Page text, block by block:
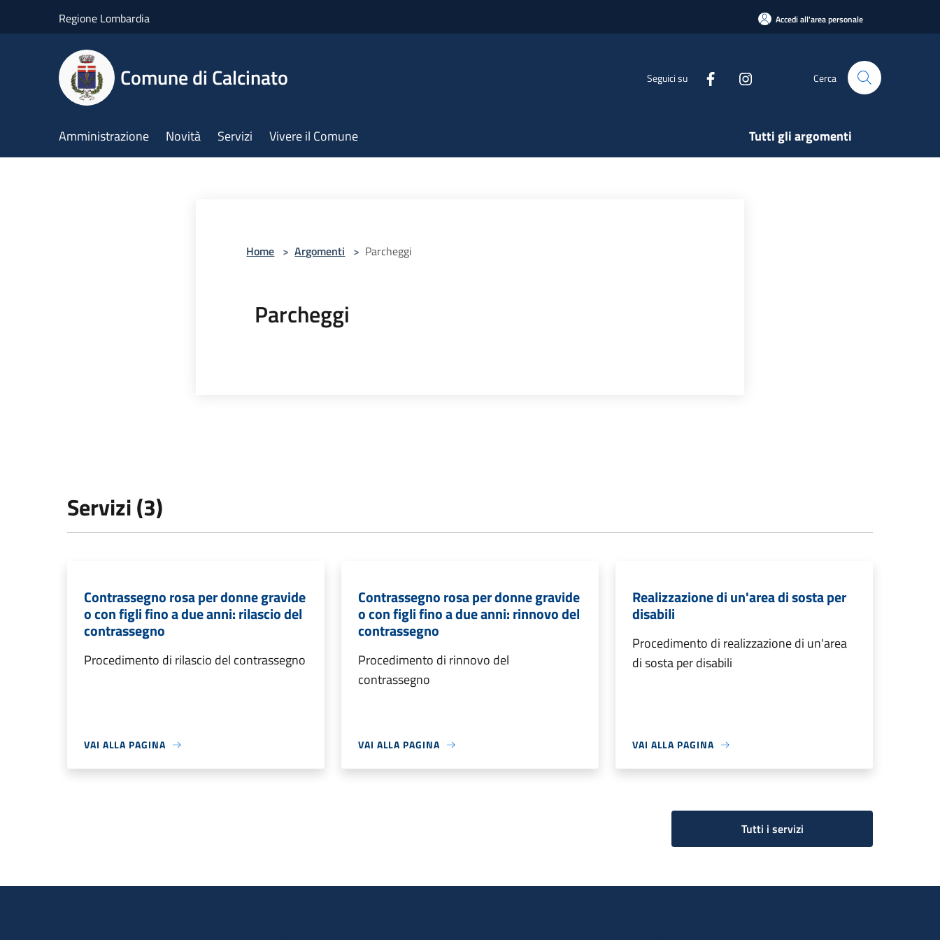
Regione Lombardia Accedi all'area personale
Comune di Calcinato Seguici su Cerca
Amministrazione Novità Servizi Vivere il Comune Tutti gli argomenti
Home > Argomenti > Parcheggi
Parcheggi
Servizi (3)
Contrassegno rosa per donne gravide
o con figli fino a due anni: rilascio del
contrassegno
Procedimento di rilascio del contrassegno
VAI ALLA PAGINA
Contrassegno rosa per donne gravide
o con figli fino a due anni: rinnovo del
contrassegno
Procedimento di rinnovo del
contrassegno
VAI ALLA PAGINA
Realizzazione di un'area di sosta per
disabili
Procedimento di realizzazione di un'area
di sosta per disabili
VAI ALLA PAGINA
Tutti i servizi